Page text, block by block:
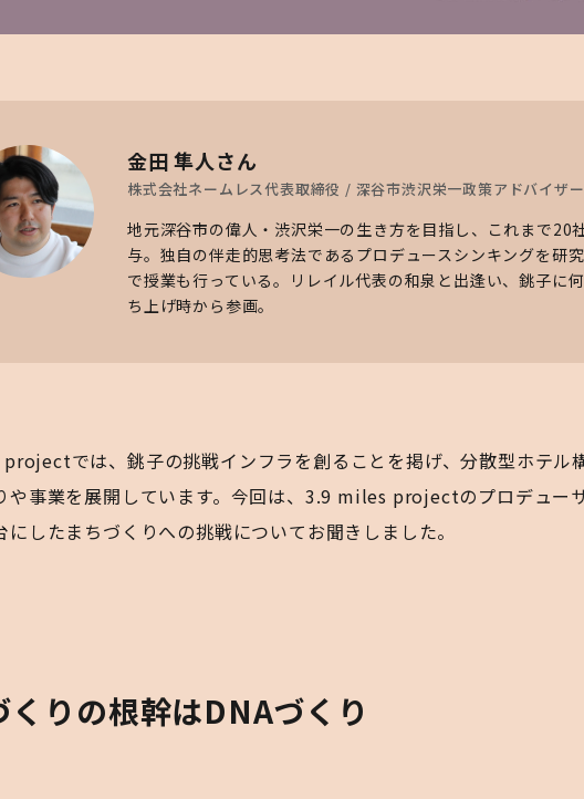
金田 隼人さん
株式会社ネームレス代表取締役 / 深谷市渋沢栄一政策アドバイザー
地元深谷市の偉人・渋沢栄一の生き方を目指し、これまで20
与。独自の伴走的思考法であるプロデュースシンキングを研
で授業も行っている。リレイル代表の和泉と出逢い、銚子
ち上げ時から参画。
では、銚子の挑戦インフラを創ることを掲げ、分散型ホテル
や事業を展開しています。今回は、3.9 miles projectのプロデュー
にしたまちづくりへの挑戦についてお聞きしました。
くりの根幹はDNAづくり